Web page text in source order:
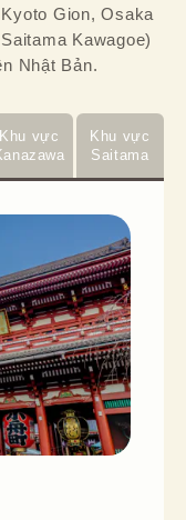
Gion, Osaka
Kawagoe)
Nhật Bản.
Khu vực
Khu vực
Saitama